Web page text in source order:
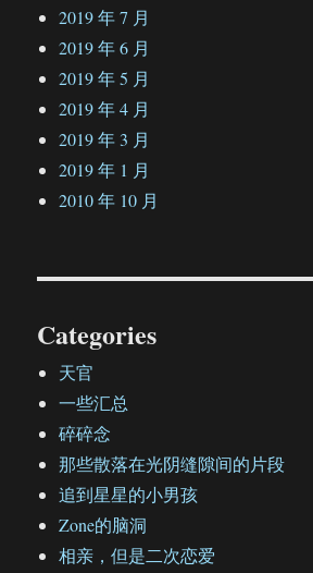
2019 年 7 月
2019 年 6 月
2019 年 5 月
2019 年 4 月
2019 年 3 月
2019 年 1 月
2010 年 10 月
Categories
天官
一些汇总
碎碎念
那些散落在光阴缝隙间的片段
追到星星的小男孩
Zone的脑洞
相亲，但是二次恋爱